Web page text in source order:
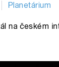
Planetárium
na českém